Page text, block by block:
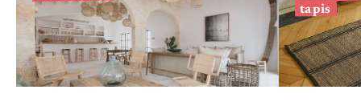
tapis